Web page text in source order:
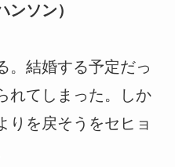
ソン）
。結婚する予定だっ
れてしまった。しか
りを戻そうをセヒョ